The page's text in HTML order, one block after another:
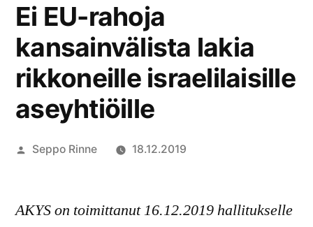
Ei EU-rahoja
kansainvälista lakia
rikkoneille israelilaisille
aseyhtiöille
Artikkelin
Seppo Rinne 18.12.2019
AKYS on toimittanut 16.12.2019 hallitukselle